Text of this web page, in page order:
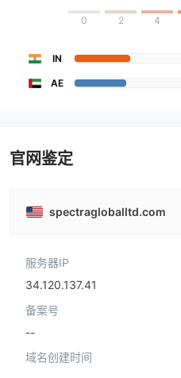
0 2 4
IN
AE
官网鉴定
spectragloballtd.com
服务器IP
34.120.137.41
备案号
--
域名创建时间